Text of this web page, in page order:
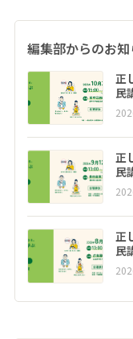
編集部からのお知
正
民
正
民
正
民